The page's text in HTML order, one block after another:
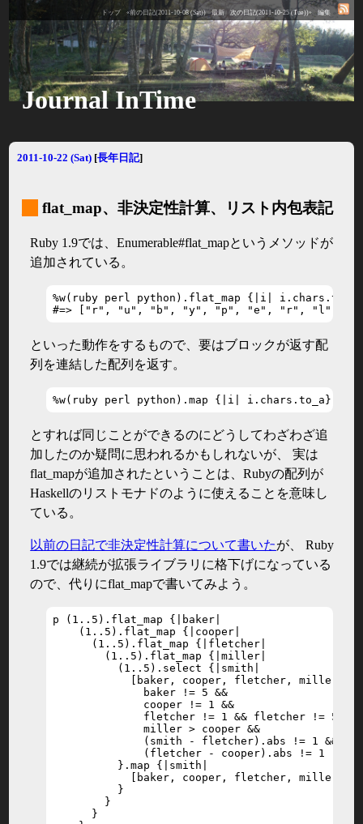
トップ «前の日記(2011-10-08 (Sat)) 最新 次の日記(2011-10-25 (Tue))» 編集
Journal InTime
2011-10-22 (Sat) [長年日記]
flat_map、非決定性計算、リスト内包表記
Ruby 1.9では、Enumerable#flat_mapというメソッドが
追加されている。
%w(ruby perl python).flat_map {|i|
#=> ["r", "u", "b", "y", "p", "e", "r", "l",
といった動作をするもので、要はブロックが返す配
列を連結した配列を返す。
%w(ruby perl python).map {|i|
とすれば同じことができるのにどうしてわざわざ追
加したのか疑問に思われるかもしれないが、 実は
flat_mapが追加されたということは、Rubyの配列が
Haskellのリストモナドのように使えることを意味し
ている。
以前の日記で非決定性計算について書いたが、 Ruby
1.9では継続が拡張ライブラリに格下げになっている
ので、代りにflat_mapで書いてみよう。
p (1..5).flat_map {|baker|
    (1..5).flat_map {|cooper|
      (1..5).flat_map {|fletcher|
        (1..5).flat_map {|miller|
          (1..5).select {|smith|
[baker, cooper, fletcher, miller,
              baker != 5 &&
              cooper != 1 &&
              fletcher != 1 && fletcher != 5 &&
              miller > cooper &&
              (smith - fletcher).abs != 1 &&
              (fletcher - cooper).abs != 1
          }.map {|smith|
[baker, cooper, fletcher, miller,
          }
        }
      }